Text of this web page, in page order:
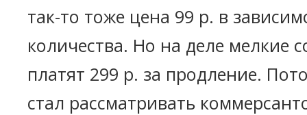
так-то тоже цена 99 р. в
количества. Но на деле мелкие
платят 299 р. за продление.
стал рассматривать